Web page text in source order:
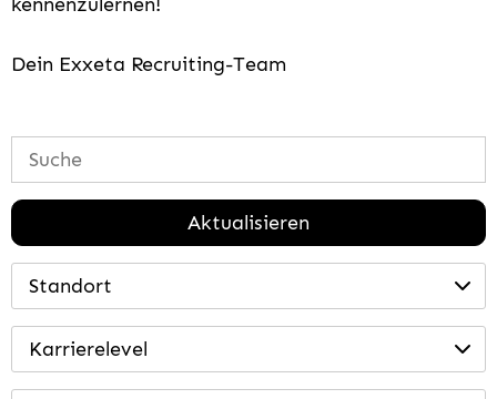
Dein Exxeta Recruiting-Team
Aktualisieren
Standort
Karrierelevel